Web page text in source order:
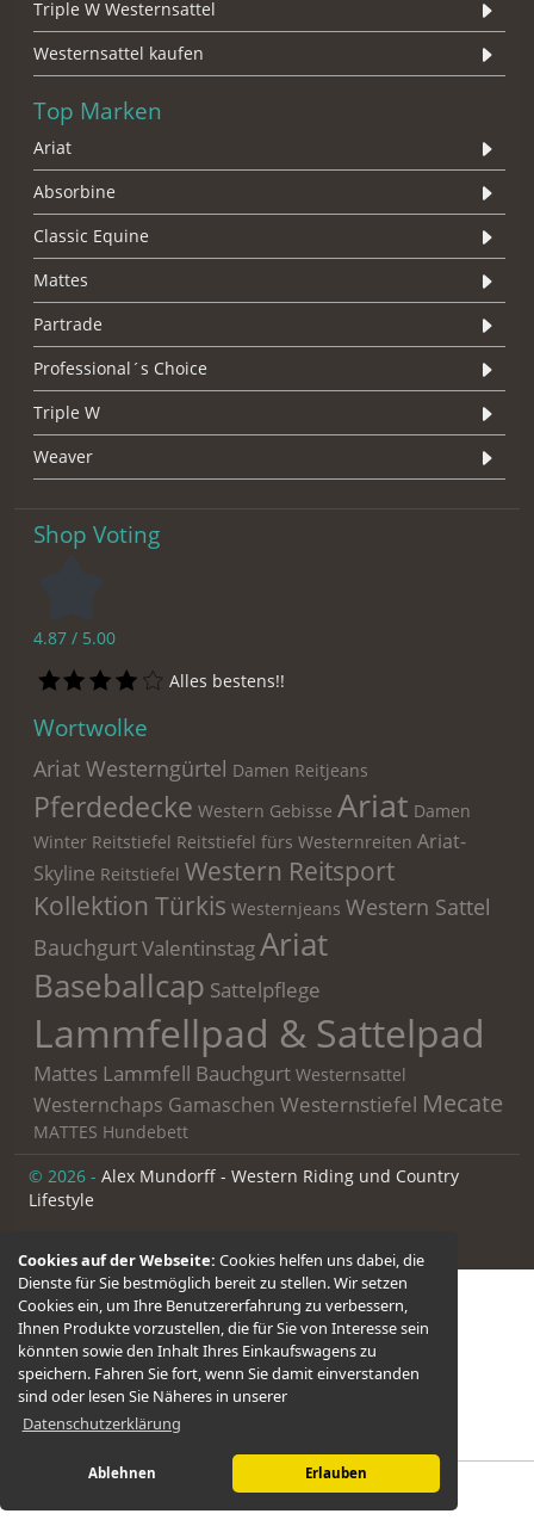
Cookies auf der Webseite:Cookies helfen uns dabei, die
Dienste für Sie bestmöglich bereit zu stellen. Wir setzen
Cookies ein, um Ihre Benutzererfahrung zu verbessern,
Ihnen Produkte vorzustellen, die für Sie von Interesse sein
könnten sowie den Inhalt Ihres Einkaufswagens zu
speichern. Fahren Sie fort, wenn Sie damit einverstanden
sind oder lesen Sie Näheres in unserer
Datenschutzerklärung
Ablehnen Erlauben
Triple W Westernsattel
Westernsattel kaufen
Top Marken
Ariat
Absorbine
Classic Equine
Mattes
Partrade
Professional´s Choice
Triple W
Weaver
Shop Voting
4.87 / 5.00
Alles bestens!!
Wortwolke
Ariat Westerngürtel Damen Reitjeans
Pferdedecke Western Gebisse Ariat Damen
Winter Reitstiefel Reitstiefel fürs Westernreiten Ariat-
Skyline Reitstiefel Western Reitsport
Kollektion Türkis Westernjeans Western Sattel
BauchgurtValentinstagAriat
Baseballcap Sattelpflege
Lammfellpad & Sattelpad
Mattes Lammfell Bauchgurt Westernsattel
Westernchaps Gamaschen Westernstiefel Mecate
MATTES Hundebett
© 2026 - Alex Mundorff - Western Riding und Country
Lifestyle
Kategorien
PFERD
REITER
WESTERNSÄTTEL
SATTELANPROBE
GUTSCHEINE